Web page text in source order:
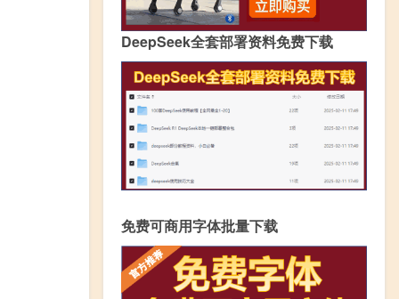
DeepSeek全套部署资料免费下载
免费可商用字体批量下载